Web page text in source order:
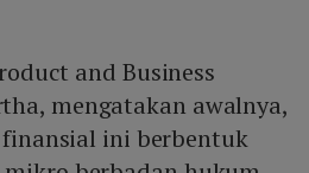
and Business
mengatakan awalnya,
ini berbentuk